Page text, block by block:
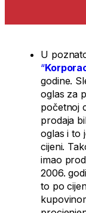
U
“
godine.
oglas za
početnoj
prodaja
oglas i to
cijeni.
imao
2006.
to po